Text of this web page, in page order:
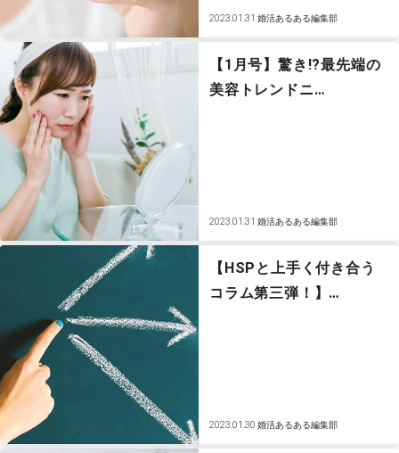
2023.01.31 婚活あるある編集部
【1月号】驚き!?最先端の
美容トレンドニ…
2023.01.31 婚活あるある編集部
【HSPと上手く付き合う
コラム第三弾！】…
2023.01.30 婚活あるある編集部